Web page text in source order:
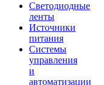
Светодиодные
ленты
Источники
питания
Системы
управления
и
автоматизации